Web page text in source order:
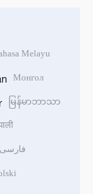
Melayu
Монгол
မြန်မာဘာသာ
فارسی